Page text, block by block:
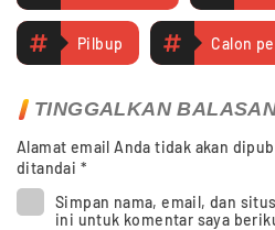
Pilbup
TINGGALKAN
Alamat email Anda tidak akan
ditandai *
Simpan nama, email, dan
ini untuk komentar saya